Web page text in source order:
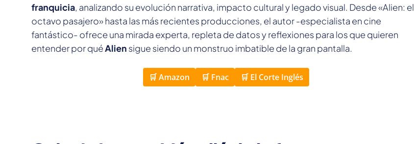
franquicia, analizando su evolución narrativa, impacto cultural y legado visual. Desde «Alien: el
octavo pasajero» hasta las más recientes producciones, el autor -especialista en cine
fantástico- ofrece una mirada experta, repleta de datos y reflexiones para los que quieren
entender por quéAlien sigue siendo un monstruo imbatible de la gran pantalla.
🛒 Amazon 🛒 Fnac 🛒 El Corte Inglés